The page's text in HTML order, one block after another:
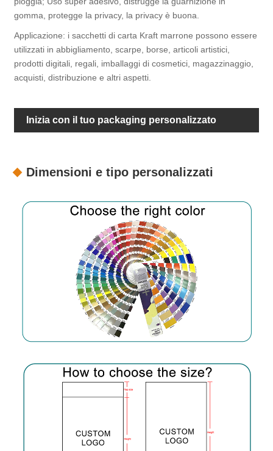
gomma, protegge la privacy, la privacy è buona.
Applicazione: i sacchetti di carta Kraft marrone possono essere
utilizzati in abbigliamento, scarpe, borse, articoli artistici,
prodotti digitali, regali, imballaggi di cosmetici, magazzinaggio,
acquisti, distribuzione e altri aspetti.
Inizia con il tuo packaging personalizzato
Dimensioni e tipo personalizzati